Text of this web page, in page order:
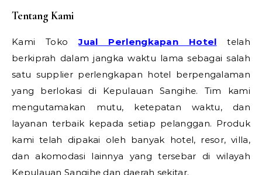
Tentang Kami
Kami TokoJual Perlengkapan Hotel telah
berkiprah dalam jangka waktu lama sebagai salah
satu supplier perlengkapan hotel berpengalaman
yang berlokasi di Kepulauan Sangihe. Tim kami
mengutamakan mutu, ketepatan waktu, dan
layanan terbaik kepada setiap pelanggan. Produk
kami telah dipakai oleh banyak hotel, resor, villa,
dan akomodasi lainnya yang tersebar di wilayah
Kepulauan Sangihe dan daerah sekitar.